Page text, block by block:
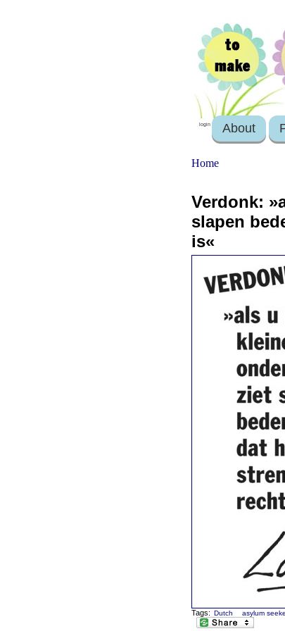
login About
Home
Verdonk:
slapen
is«
Tags: Dutch asylum